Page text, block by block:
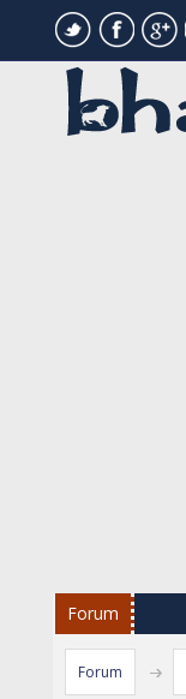
Forum
Forum